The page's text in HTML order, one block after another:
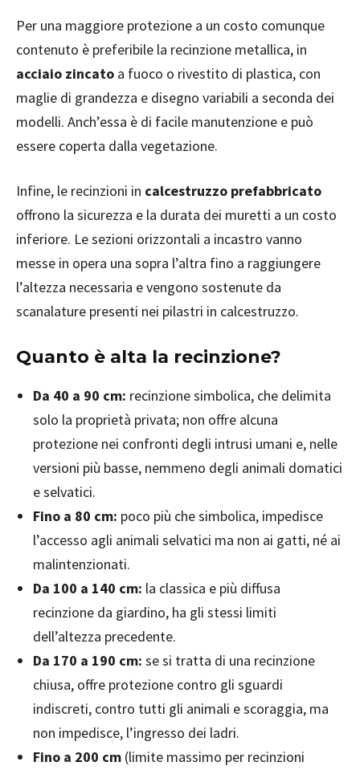
Per una maggiore protezione a un costo comunque
contenuto è preferibile la recinzione metallica, in
acciaio zincato a fuoco o rivestito di plastica, con
maglie di grandezza e disegno variabili a seconda dei
modelli. Anch’essa è di facile manutenzione e può
essere coperta dalla vegetazione.
Infine, le recinzioni in calcestruzzo prefabbricato
offrono la sicurezza e la durata dei muretti a un costo
inferiore. Le sezioni orizzontali a incastro vanno
messe in opera una sopra l’altra fino a raggiungere
l’altezza necessaria e vengono sostenute da
scanalature presenti nei pilastri in calcestruzzo.
Quanto è alta la recinzione?
Da 40 a 90 cm: recinzione simbolica, che delimita
solo la proprietà privata; non offre alcuna
protezione nei confronti degli intrusi umani e, nelle
versioni più basse, nemmeno degli animali domatici
e selvatici.
Fino a 80 cm: poco più che simbolica, impedisce
l’accesso agli animali selvatici ma non ai gatti, né ai
malintenzionati.
Da 100 a 140 cm: la classica e più diffusa
recinzione da giardino, ha gli stessi limiti
dell’altezza precedente.
Da 170 a 190 cm: se si tratta di una recinzione
chiusa, offre protezione contro gli sguardi
indiscreti, contro tutti gli animali e scoraggia, ma
non impedisce, l’ingresso dei ladri.
Fino a 200 cm (limite massimo per recinzioni